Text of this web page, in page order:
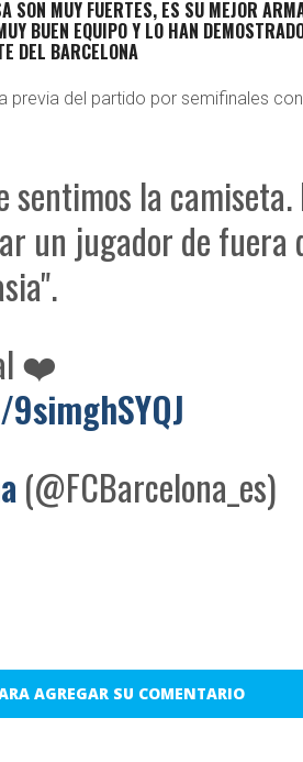
SON MUY FUERTES, ES SU MEJOR
BUEN EQUIPO Y LO HAN
DEL BARCELONA
previa del partido por semifinales
sentimos la camiseta.
un jugador de fuera
❤️
(@FCBarcelona_es)
AGREGAR SU COMENTARIO